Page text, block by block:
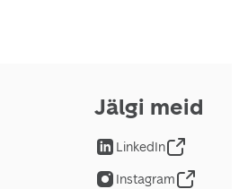
Jälgi meid
LinkedIn
Instagram